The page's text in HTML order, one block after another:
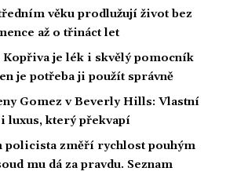
věku prodlužují život bez
až o třináct let
je lék i skvělý pomocník
je potřeba ji použít správně
Gomez v Beverly Hills: Vlastní
luxus, který překvapí
policista změří rychlost pouhým
mu dá za pravdu. Seznam